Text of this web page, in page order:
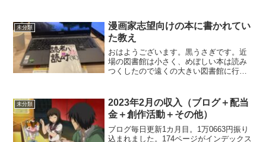
何も始めず、会社と自宅の往復に終始す
る。世の大半はこんな感じ。
未分類
漫画家志望向けの本に書かれてい
た教え
おはようございます。黒うさぎです。近
場の図書館は小さく、めぼしい本は読み
つくしたので遠くの大きい図書館に行き
読みました。著者は「うしおととら」の
作者です😾教え1：同人誌...
未分類
2023年2月の収入（ブログ＋配当
金＋創作活動＋その他）
ブログ毎日更新1カ月目。1万0663円振り
込まれました。174ページがインデックス